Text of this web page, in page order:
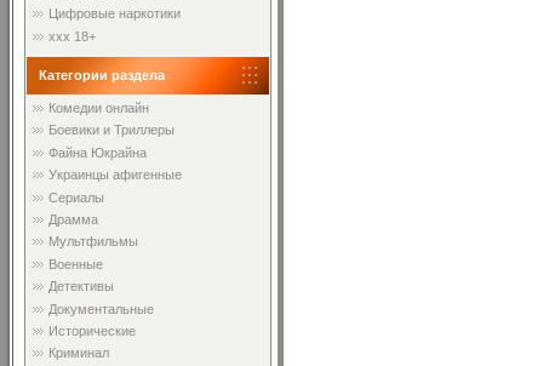
Цифровые наркотики
xxx 18+
Категории раздела
Комедии онлайн
Боевики и Триллеры
Файна Юкрайна
Украинцы афигенные
Сериалы
Драмма
Мультфильмы
Военные
Детективы
Документальные
Исторические
Криминал